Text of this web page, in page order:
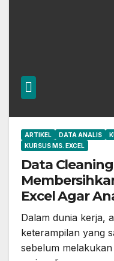
ARTIKEL DATA ANALIS
KURSUS MS. EXCEL
Data
Excel Agar
Dalam dunia kerja,
keterampilan yang
sebelum